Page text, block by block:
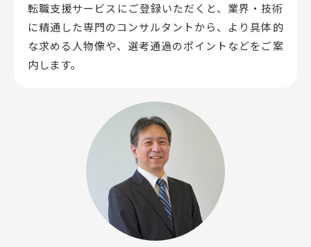
転職支援サービスにご登録いただくと、業界・技術
に精通した専門のコンサルタントから、 より具体的
な求める人物像や、選考通過のポイントなどをご案
内します。